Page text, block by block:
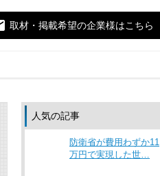
取材・掲載希望の企業様はこちら
人気の記事
防衛省が費用わずか11
万円で実現した世…